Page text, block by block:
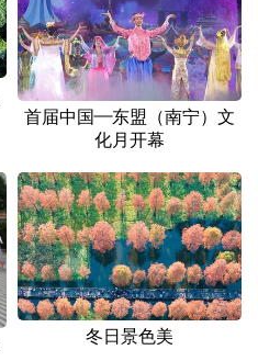
Français عربى
日本語 한국어
首届中国—东盟（南宁）文
化月开幕
冬日景色美